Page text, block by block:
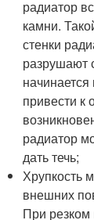
радиатор
камни.
стенки
разрушают
привести к
радиатор
дать течь;
Хрупкость
внешних
При